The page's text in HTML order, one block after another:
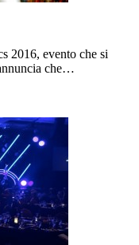
2016, evento che si
che…